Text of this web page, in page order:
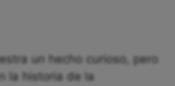
un hecho curioso, pero
la historia de la